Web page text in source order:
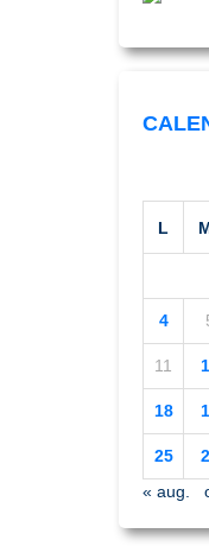
L
4
11
18
25
« aug.